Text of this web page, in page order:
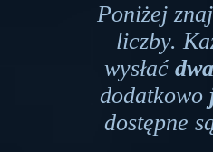
Poniżej
liczby.
wysłać
dodatkowo
dostępne